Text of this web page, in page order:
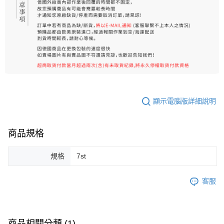
顯示電腦版詳細說明
商品規格
規格 7st
客服